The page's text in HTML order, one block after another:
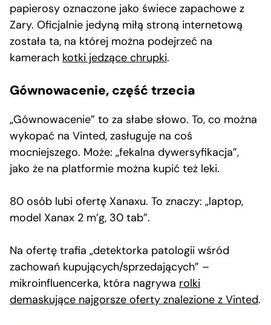
papierosy oznaczone jako świece zapachowe z
Zary. Oficjalnie jedyną miłą stroną internetową
została ta, na której można podejrzeć na
kamerach kotki jedzące chrupki.
Gównowacenie, część trzecia
„Gównowacenie” to za słabe słowo. To, co można
wykopać na Vinted, zasługuje na coś
mocniejszego. Może: „fekalna dywersyfikacja”,
jako że na platformie można kupić też leki.
80 osób lubi ofertę Xanaxu. To znaczy: „laptop,
model Xanax 2 m’g, 30 tab”.
Na ofertę trafia „detektorka patologii wśród
zachowań kupujących/sprzedających” –
mikroinfluencerka, która nagrywa rolki
demaskujące najgorsze oferty znalezione z Vinted.